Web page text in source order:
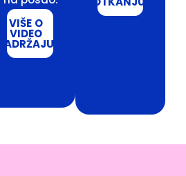
VIŠE O
VIDEO
SADRŽAJU